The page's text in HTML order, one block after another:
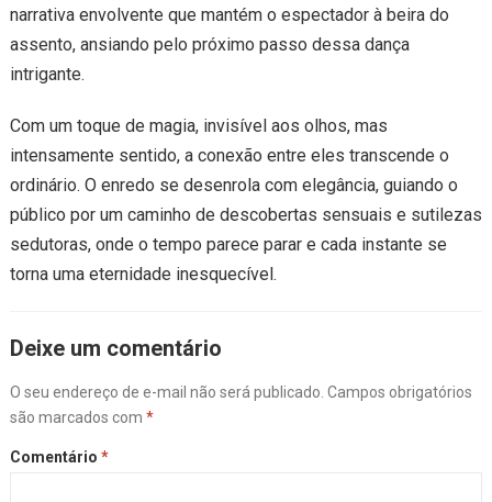
narrativa envolvente que mantém o espectador à beira do
assento, ansiando pelo próximo passo dessa dança
intrigante.
Com um toque de magia, invisível aos olhos, mas
intensamente sentido, a conexão entre eles transcende o
ordinário. O enredo se desenrola com elegância, guiando o
público por um caminho de descobertas sensuais e sutilezas
sedutoras, onde o tempo parece parar e cada instante se
torna uma eternidade inesquecível.
Deixe um comentário
O seu endereço de e-mail não será publicado. Campos obrigatórios
são marcados com *
Comentário *